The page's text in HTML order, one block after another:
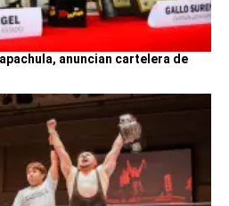
anuncian cartelera de